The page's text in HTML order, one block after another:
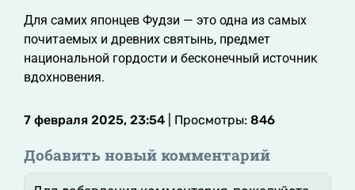
Для самих японцев Фудзи — это одна из самых
почитаемых и древних святынь, предмет
национальной гордости и бесконечный источник
вдохновения.
7 февраля 2025, 23:54 | Просмотры: 846
Добавить новый комментарий